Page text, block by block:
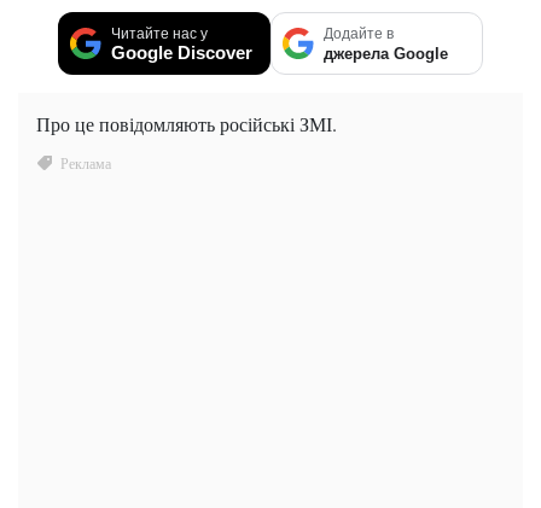
Читайте нас у
Google Discover
Додайте в
джерела Google
Про це повідомляють російські ЗМІ.